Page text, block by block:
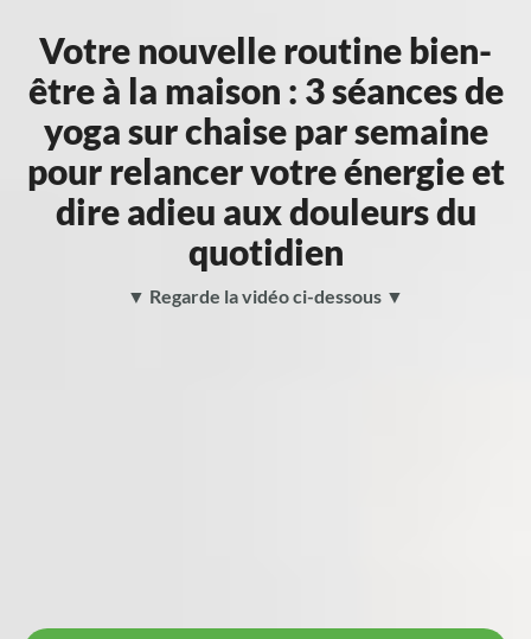
Votre nouvelle routine bien-
être à la maison : 3 séances de
yoga sur chaise par semaine
pour relancer votre énergie et
dire adieu aux douleurs du
quotidien
▼ Regarde la vidéo ci-dessous ▼